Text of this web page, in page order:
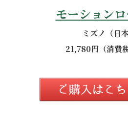
モーション
ミズノ（日本
21,780円（消費